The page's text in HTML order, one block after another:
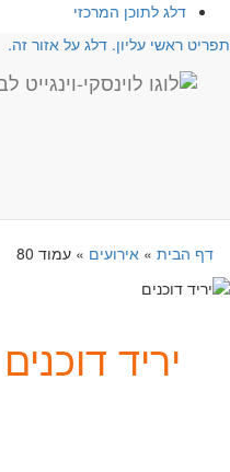
דלג לתוכן המרכזי
ראשי עליון. דלג על אזור זה.
דף הבית» אירועים» עמוד 80
יריד דוכנים